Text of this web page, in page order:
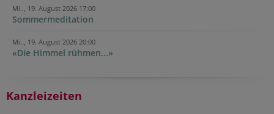
Mi.., 19. August 2026 17:00
Sommermeditation
Mi.., 19. August 2026 20:00
«Die Himmel rühmen...»
Kanzleizeiten